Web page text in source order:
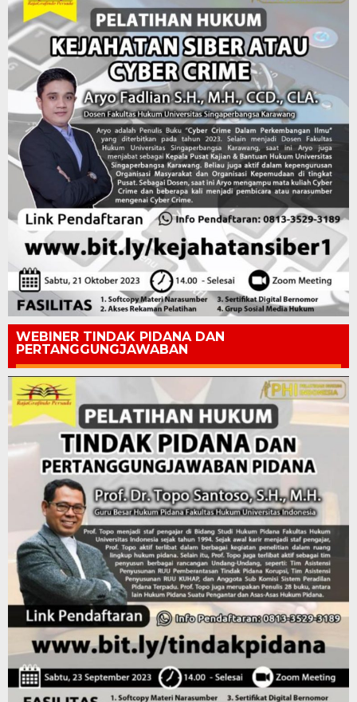
WEBINER TINDAK PIDANA DAN
PERTANGGUNGJAWABAN